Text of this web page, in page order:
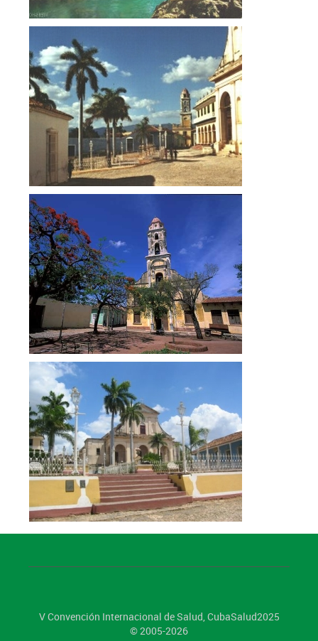
V Convención Internacional de Salud, CubaSalud2025
© 2005-2026